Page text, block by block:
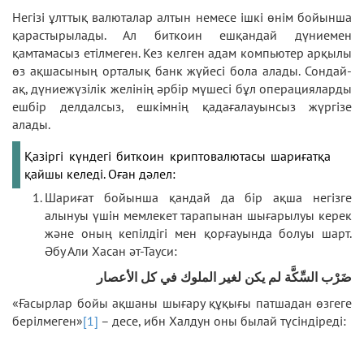
Негізі ұлттық валюталар алтын немесе ішкі өнім бойынша
қарастырылады. Ал биткоин ешқандай дүниемен
қамтамасыз етілмеген. Кез келген адам компьютер арқылы
өз ақшасының орталық банк жүйесі бола алады. Сондай-
ақ, дүниежүзілік желінің әрбір мүшесі бұл операцияларды
ешбір делдалсыз, ешкімнің қадағалауынсыз жүргізе
алады.
Қазіргі күндегі биткоин криптовалютасы шариғатқа
қайшы келеді. Оған дәлел:
Шариғат бойынша қандай да бір ақша негізге
алынуы үшін мемлекет тарапынан шығарылуы керек
және оның кепілдігі мен қорғауында болуы шарт.
Әбу Али Хасан әт-Тауси:
ضَرْب السِّكَّة لم يكن لغير الملوك في كل الأعصار
«Ғасырлар бойы ақшаны шығару құқығы патшадан өзгеге
берілмеген»[1] – десе, ибн Халдун оны былай түсіндіреді: